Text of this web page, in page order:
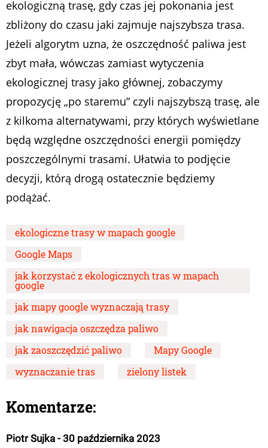
ekologiczną trasę, gdy czas jej pokonania jest
zbliżony do czasu jaki zajmuje najszybsza trasa.
Jeżeli algorytm uzna, że oszczędność paliwa jest
zbyt mała, wówczas zamiast wytyczenia
ekologicznej trasy jako głównej, zobaczymy
propozycję „po staremu” czyli najszybszą trasę, ale
z kilkoma alternatywami, przy których wyświetlane
będą względne oszczędności energii pomiędzy
poszczególnymi trasami. Ułatwia to podjęcie
decyzji, którą drogą ostatecznie będziemy
podążać.
ekologiczne trasy w mapach google
Google Maps
jak korzystać z ekologicznych tras w mapach
google
jak mapy google wyznaczają trasy
jak nawigacja oszczędza paliwo
jak zaoszczędzić paliwo
Mapy Google
wyznaczanie tras
zielony listek
Komentarze:
Piotr Sujka - 30 października 2023